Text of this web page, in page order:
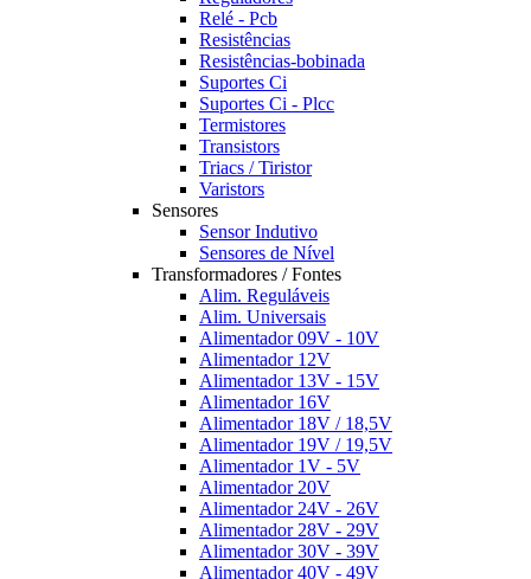
Relé - Pcb
Resistências
Resistências-bobinada
Suportes Ci
Suportes Ci - Plcc
Termistores
Transistors
Triacs / Tiristor
Varistors
Sensores
Sensor Indutivo
Sensores de Nível
Transformadores / Fontes
Alim. Reguláveis
Alim. Universais
Alimentador 09V - 10V
Alimentador 12V
Alimentador 13V - 15V
Alimentador 16V
Alimentador 18V / 18,5V
Alimentador 19V / 19,5V
Alimentador 1V - 5V
Alimentador 20V
Alimentador 24V - 26V
Alimentador 28V - 29V
Alimentador 30V - 39V
Alimentador 40V - 49V